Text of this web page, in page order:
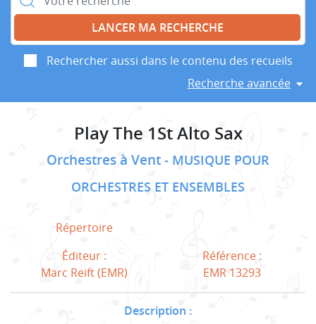
Rechercher aussi dans le contenu des recueils
Recherche avancée
Play The 1St Alto Sax
Orchestres à Vent
MUSIQUE POUR
ORCHESTRES ET ENSEMBLES
Répertoire
Éditeur :
Marc Reift (EMR)
Référence :
EMR 13293
Description :